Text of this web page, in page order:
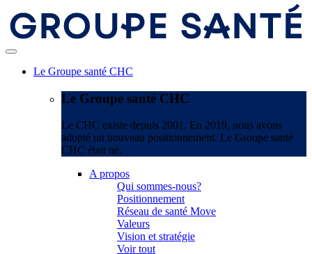
Le Groupe santé CHC
Le Groupe santé CHC
Le CHC existe depuis 2001. En 2019, nous avons
adopté un nouveau positionnement. Le Groupe santé
CHC était né.
A propos
Qui sommes-nous?
Positionnement
Réseau de santé Move
Valeurs
Vision et stratégie
Voir tout